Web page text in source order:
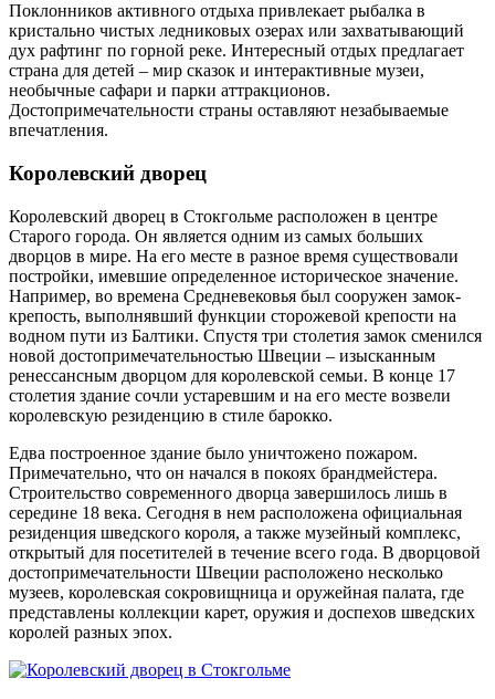
Поклонников активного отдыха привлекает рыбалка в
кристально чистых ледниковых озерах или захватывающий
дух рафтинг по горной реке. Интересный отдых предлагает
страна для детей – мир сказок и интерактивные музеи,
необычные сафари и парки аттракционов.
Достопримечательности страны оставляют незабываемые
впечатления.
Королевский дворец
Королевский дворец в Стокгольме расположен в центре
Старого города. Он является одним из самых больших
дворцов в мире. На его месте в разное время существовали
постройки, имевшие определенное историческое значение.
Например, во времена Средневековья был сооружен замок-
крепость, выполнявший функции сторожевой крепости на
водном пути из Балтики. Спустя три столетия замок сменился
новой достопримечательностью Швеции – изысканным
ренессансным дворцом для королевской семьи. В конце 17
столетия здание сочли устаревшим и на его месте возвели
королевскую резиденцию в стиле барокко.
Едва построенное здание было уничтожено пожаром.
Примечательно, что он начался в покоях брандмейстера.
Строительство современного дворца завершилось лишь в
середине 18 века. Сегодня в нем расположена официальная
резиденция шведского короля, а также музейный комплекс,
открытый для посетителей в течение всего года. В дворцовой
достопримечательности Швеции расположено несколько
музеев, королевская сокровищница и оружейная палата, где
представлены коллекции карет, оружия и доспехов шведских
королей разных эпох.